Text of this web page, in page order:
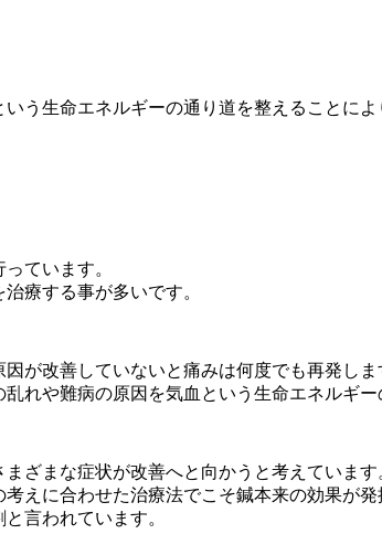
う生命エネルギーの通り道を整えることに
ています。
療する事が多いです。
が改善していないと痛みは何度でも再発しま
れや難病の原因を気血という生命エネルギ
ざまな症状が改善へと向かうと考えています
えに合わせた治療法でこそ鍼本来の効果が発
言われています。